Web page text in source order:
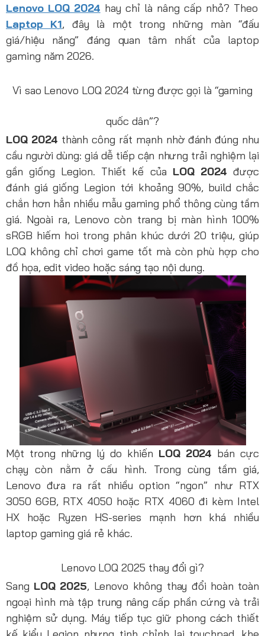
Lenovo LOQ 2024 hay chỉ là nâng cấp nhỏ? Theo
Laptop K1, đây là một trong những màn “đấu
giá/hiệu năng” đáng quan tâm nhất của laptop
gaming năm 2026.
Vì sao Lenovo LOQ 2024 từng được gọi là “gaming
quốc dân”?
LOQ 2024 thành công rất mạnh nhờ đánh đúng nhu
cầu người dùng: giá dễ tiếp cận nhưng trải nghiệm lại
gần giống Legion. Thiết kế của LOQ 2024 được
đánh giá giống Legion tới khoảng 90%, build chắc
chắn hơn hẳn nhiều mẫu gaming phổ thông cùng tầm
giá. Ngoài ra, Lenovo còn trang bị màn hình 100%
sRGB hiếm hoi trong phân khúc dưới 20 triệu, giúp
LOQ không chỉ chơi game tốt mà còn phù hợp cho
đồ họa, edit video hoặc sáng tạo nội dung.
Một trong những lý do khiến LOQ 2024 bán cực
chạy còn nằm ở cấu hình. Trong cùng tầm giá,
Lenovo đưa ra rất nhiều option “ngon” như RTX
3050 6GB, RTX 4050 hoặc RTX 4060 đi kèm Intel
HX hoặc Ryzen HS-series mạnh hơn khá nhiều
laptop gaming giá rẻ khác.
Lenovo LOQ 2025 thay đổi gì?
Sang LOQ 2025, Lenovo không thay đổi hoàn toàn
ngoại hình mà tập trung nâng cấp phần cứng và trải
nghiệm sử dụng. Máy tiếp tục giữ phong cách thiết